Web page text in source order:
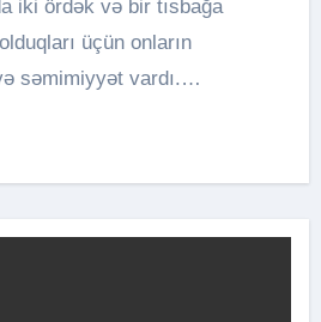
üçün onların
səmimiyyət vardı.…